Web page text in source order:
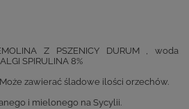
Z PSZENICY DURUM , woda
SPIRULINA 8%
zawierać śladowe ilości orzechów.
i mielonego na Sycylii.